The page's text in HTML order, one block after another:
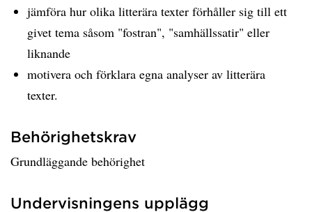
jämföra hur olika litterära texter förhåller sig till ett
givet tema såsom "fostran", "samhällssatir" eller
liknande
motivera och förklara egna analyser av litterära
texter.
Behörighetskrav
Grundläggande behörighet
Undervisningens upplägg